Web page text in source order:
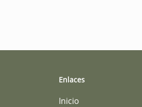
Enlaces
Inicio